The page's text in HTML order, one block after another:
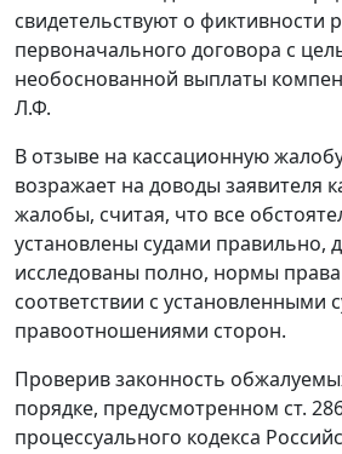
свидетельствуют о фиктивности
первоначального договора с
необоснованной выплаты
Л.Ф.
В отзыве на кассационную
возражает на доводы заявителя
жалобы, считая, что все
установлены судами правильно,
исследованы полно, нормы
соответствии с установленными
правоотношениями сторон.
Проверив законность
порядке, предусмотренном ст.
процессуального кодекса